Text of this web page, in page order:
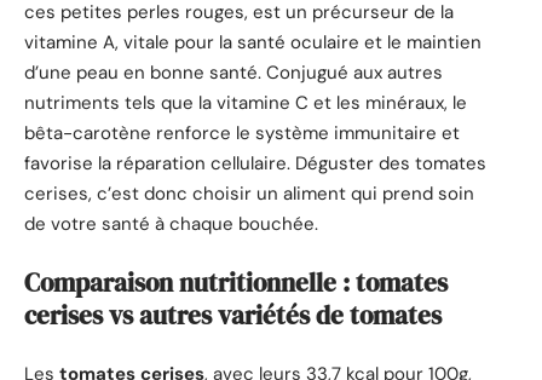
ces petites perles rouges, est un précurseur de la
vitamine A, vitale pour la santé oculaire et le maintien
d’une peau en bonne santé. Conjugué aux autres
nutriments tels que la vitamine C et les minéraux, le
bêta-carotène renforce le système immunitaire et
favorise la réparation cellulaire. Déguster des tomates
cerises, c’est donc choisir un aliment qui prend soin
de votre santé à chaque bouchée.
Comparaison nutritionnelle : tomates
cerises vs autres variétés de tomates
Les tomates cerises, avec leurs 33,7 kcal pour 100g,